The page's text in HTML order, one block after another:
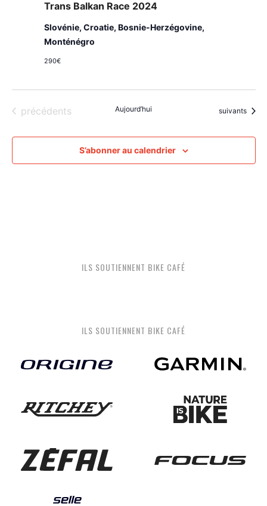
Trans Balkan Race 2024
Slovénie, Croatie, Bosnie-Herzégovine,
Monténégro
290€
Évènements
précédents Aujourd’hui Évènements
suivants
S’abonner au calendrier